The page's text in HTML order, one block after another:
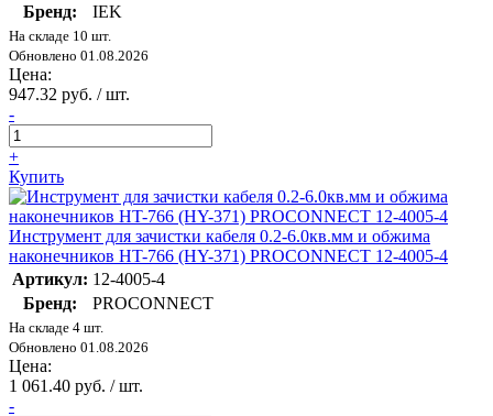
Бренд:
IEK
На складе 10 шт.
Обновлено 01.08.2026
Цена:
947.32 руб. / шт.
-
+
Купить
Инструмент для зачистки кабеля 0.2-6.0кв.мм и обжима
наконечников HT-766 (HY-371) PROCONNECT 12-4005-4
Артикул: 12-4005-4
Бренд:
PROCONNECT
На складе 4 шт.
Обновлено 01.08.2026
Цена:
1 061.40 руб. / шт.
-